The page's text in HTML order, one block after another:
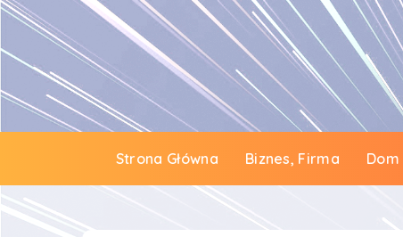
Strona Główna Biznes, Firma